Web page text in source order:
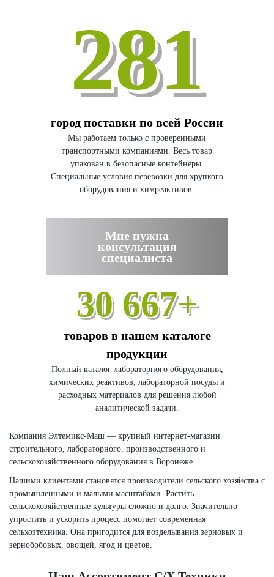
281
город поставки по всей России
Мы работаем только с проверенными
транспортными компаниями. Весь товар
упакован в безопасные контейнеры.
Специальные условия перевозки для хрупкого
оборудования и химреактивов.
Мне нужна
консультация
специалиста
30 667+
товаров в нашем каталоге
продукции
Полный каталог лабораторного оборудования,
химических реактивов, лабораторной посуды и
расходных материалов для решения любой
аналитической задачи.
Компания Элтемикс-Маш — крупный интернет-магазин
строительного, лабораторного, производственного и
сельскохозяйственного оборудования в Воронеже.
Нашими клиентами становятся производители сельского хозяйства с
промышленными и малыми масштабами. Растить
сельскохозяйственные культуры сложно и долго. Значительно
упростить и ускорить процесс помогает современная
сельхозтехника. Она пригодится для возделывания зерновых и
зернобобовых, овощей, ягод и цветов.